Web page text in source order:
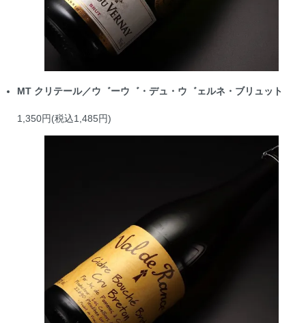
MT クリテール／ウ゛ーウ゛・デュ・ウ゛ェルネ・ブリュット
1,350円(税込1,485円)